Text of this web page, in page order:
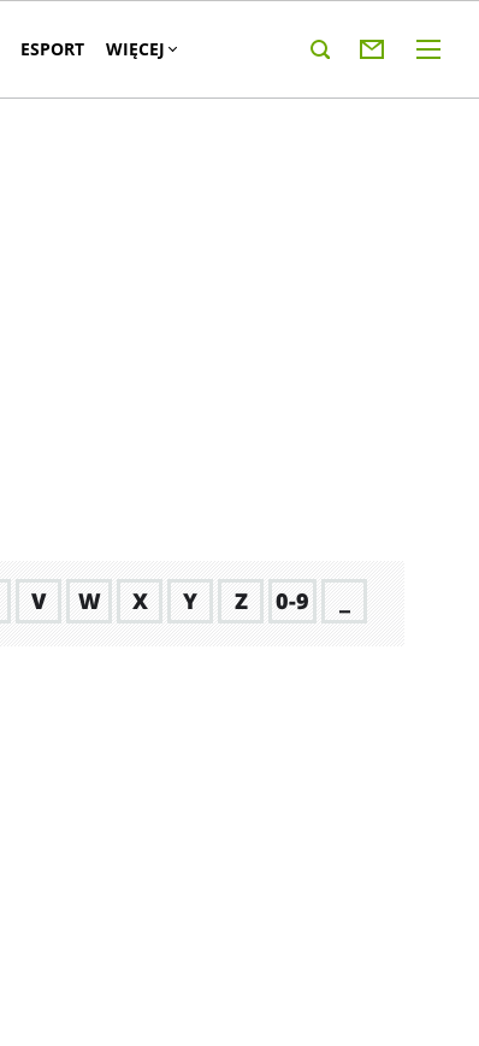
ESPORT WIĘCEJ
V W X Y Z 0-9